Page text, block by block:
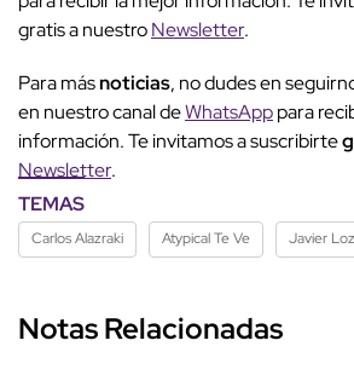
gratis a nuestroNewsletter.
Para másnoticias, no dudes en
en nuestro canal deWhatsApppara
información. Te invitamos a suscribirte
Newsletter.
TEMAS
Carlos Alazraki Atypical Te Ve Javier
Notas Relacionadas